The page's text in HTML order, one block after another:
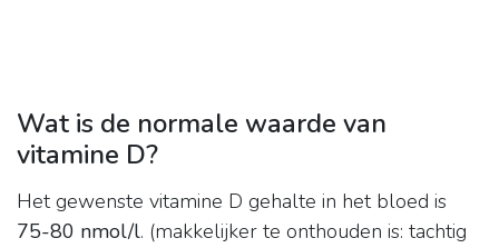
Wat is de normale waarde van
vitamine D?
Het gewenste vitamine D gehalte in het bloed is
75-80 nmol/l. (makkelijker te onthouden is: tachtig